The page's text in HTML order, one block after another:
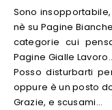
Sono
nè su Pagine
categorie cui
Pagine Gialle
Posso disturbarti
oppure è un posto
Grazie, e scusami...